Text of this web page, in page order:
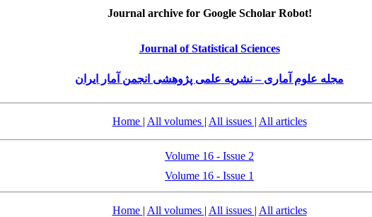
Journal archive for Google Scholar Robot!
Journal of Statistical Sciences
مجله علوم آماری – نشریه علمی پژوهشی انجمن آمار ایران
Home | All volumes | All issues | All articles
Volume 16 - Issue 2
Volume 16 - Issue 1
Home | All volumes | All issues | All articles